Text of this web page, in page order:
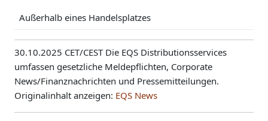
Außerhalb eines Handelsplatzes
30.10.2025 CET/CEST Die EQS Distributionsservices
umfassen gesetzliche Meldepflichten, Corporate
News/Finanznachrichten und Pressemitteilungen.
Originalinhalt anzeigen: EQS News